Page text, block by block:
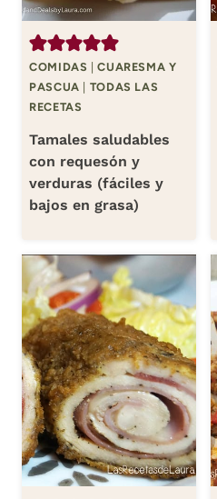
COMIDAS |CUARESMA Y
PASCUA
TODAS LAS
RECETAS
Tamales saludables
con requesón y
verduras (fáciles y
bajos en grasa)